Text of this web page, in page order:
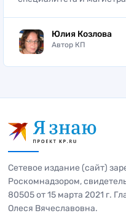
Юлия Козлова
Автор КП
Сетевое издание (сайт)
Роскомнадзором,
80505 от 15 марта 2021 г.
Олеся Вячеславовна.